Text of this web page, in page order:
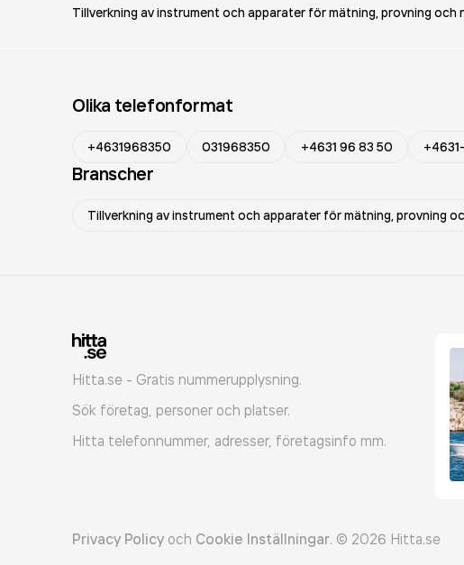
Tillverkning av instrument och apparater för mätning, provning och
Olika telefonformat
+4631968350 031968350 +4631 96 83 50
Branscher
Tillverkning av instrument och apparater för mätning, provning
Hitta.se - Gratis nummerupplysning.
Sök företag, personer och platser.
Hitta telefonnummer, adresser, företagsinfo mm.
Privacy Policy och Cookie Inställningar. © 2026 Hitta.se